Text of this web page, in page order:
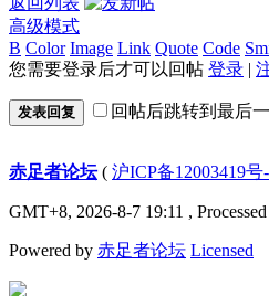
高级模式
B Color Image Link Quote Code
您需要登录后才可以回帖 登录 |
发表回复 回帖后跳转到最后
赤足者论坛( 沪ICP备12003419
GMT+8, 2026-8-7 19:11 ,
Powered by 赤足者论坛 Licensed